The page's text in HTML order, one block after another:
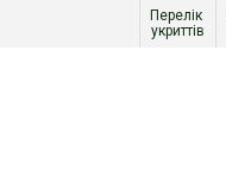
Перелік
укриттів